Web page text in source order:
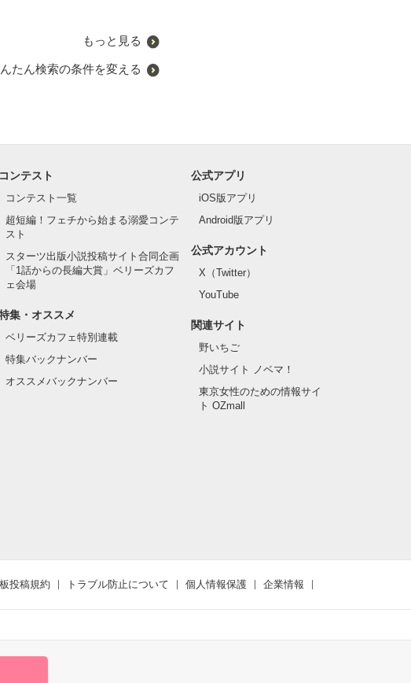
もっと見る
たん検索の条件を変える
コンテスト
コンテスト一覧
超短編！フェチから始まる溺愛コンテ
スト
スターツ出版小説投稿サイト合同企画
「1話からの長編大賞」ベリーズカフ
ェ会場
集・オススメ
ベリーズカフェ特別連載
特集バックナンバー
オススメバックナンバー
公式アプリ
iOS版アプリ
Android版アプリ
公式アカウント
X（Twitter）
YouTube
関連サイト
野いちご
小説サイト ノベマ！
東京女性のための情報サイ
ト OZmall
投稿規約 トラブル防止について 個人情報保護 企業情報